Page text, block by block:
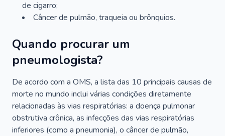
de cigarro;
Câncer de pulmão, traqueia ou brônquios.
Quando procurar um
pneumologista?
De acordo com a OMS, a lista das 10 principais causas de
morte no mundo inclui várias condições diretamente
relacionadas às vias respiratórias: a doença pulmonar
obstrutiva crônica, as infecções das vias respiratórias
inferiores (como a pneumonia), o câncer de pulmão,